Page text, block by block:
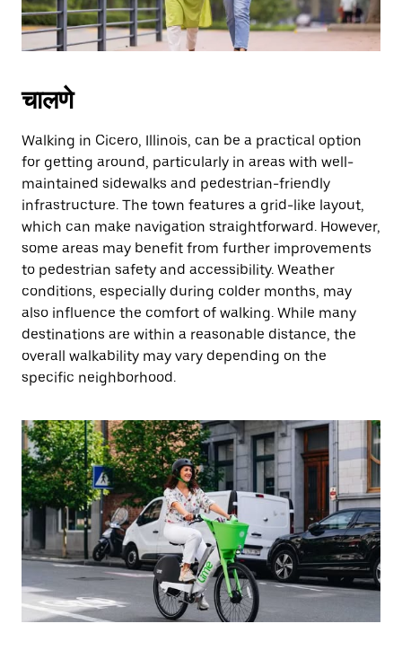
close
the
calendar.
चालणे
Walking in Cicero, Illinois, can be a practical option
for getting around, particularly in areas with well-
maintained sidewalks and pedestrian-friendly
infrastructure. The town features a grid-like layout,
which can make navigation straightforward. However,
some areas may benefit from further improvements
to pedestrian safety and accessibility. Weather
conditions, especially during colder months, may
also influence the comfort of walking. While many
destinations are within a reasonable distance, the
overall walkability may vary depending on the
specific neighborhood.